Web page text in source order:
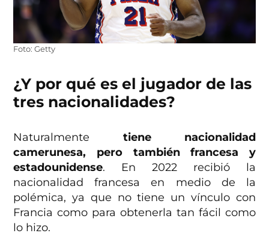
Foto: Getty
¿Y por qué es el jugador de las
tres nacionalidades?
Naturalmente tiene nacionalidad
camerunesa, pero también francesa y
estadounidense. En 2022 recibió la
nacionalidad francesa en medio de la
polémica, ya que no tiene un vínculo con
Francia como para obtenerla tan fácil como
lo hizo.